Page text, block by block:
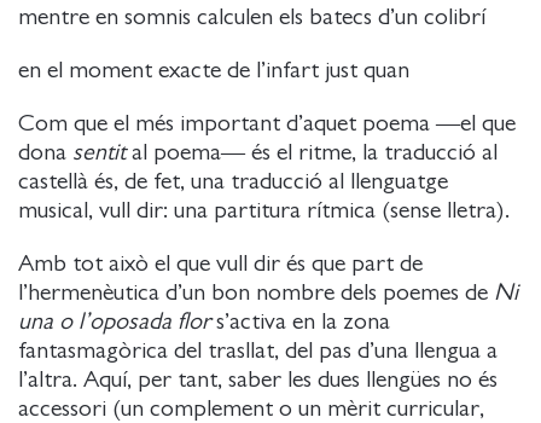
mentre en somnis calculen els batecs d’un colibrí
en el moment exacte de l’infart just quan
Com que el més important d’aquet poema ―el que
dona sentital poema― és el ritme, la traducció al
castellà és, de fet, una traducció al llenguatge
musical, vull dir: una partitura rítmica (sense lletra).
Amb tot això el que vull dir és que part de
l’hermenèutica d’un bon nombre dels poemes de Ni
una o l’oposada flors’activa en la zona
fantasmagòrica del trasllat, del pas d’una llengua a
l’altra. Aquí, per tant, saber les dues llengües no és
accessori (un complement o un mèrit curricular,